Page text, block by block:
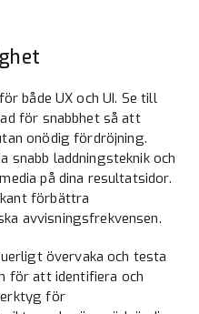
både UX och UI. Se till
för snabbhet så att
onödig fördröjning.
snabb laddningsteknik och
på dina resultatsidor.
förbättra
avvisningsfrekvensen.
övervaka och testa
för att identifiera och
för